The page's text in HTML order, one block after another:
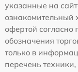
указанные на
ознакомительный
офертой согласно
обозначения
только в
перечень